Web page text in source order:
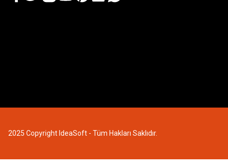
2025 Copyright IdeaSoft - Tüm Hakları Saklıdır.